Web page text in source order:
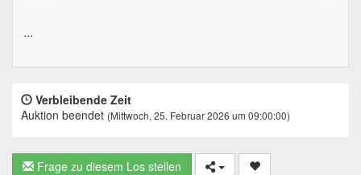
...
Verbleibende Zeit
Auktion beendet (Mittwoch, 25. Februar 2026 um 09:00:00)
Frage zu diesem Los stellen